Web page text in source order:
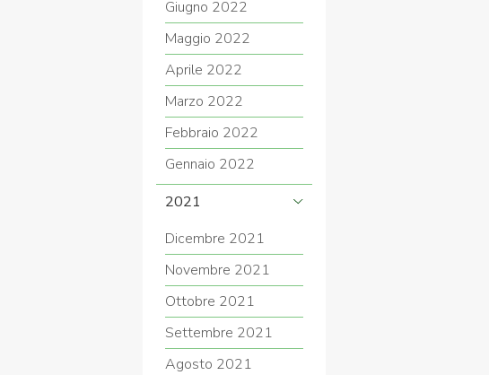
Giugno 2022
Maggio 2022
Aprile 2022
Marzo 2022
Febbraio 2022
Gennaio 2022
2021
Dicembre 2021
Novembre 2021
Ottobre 2021
Settembre 2021
Agosto 2021